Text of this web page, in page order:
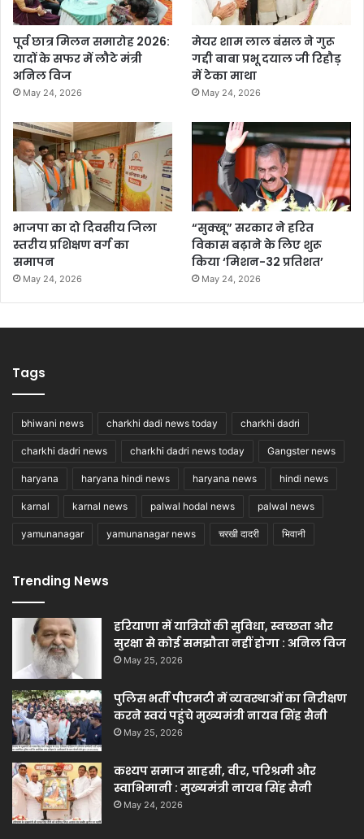
पूर्व छात्र मिलन समारोह 2026:
यादों के सफर में लौटे मंत्री
अनिल विज
May 24, 2026
मेयर शाम लाल बंसल ने गुरू
गद्दी बाबा प्रभू दयाल जी रिहौड़
में टेका माथा
May 24, 2026
भाजपा का दो दिवसीय जिला
स्तरीय प्रशिक्षण वर्ग का
समापन
May 24, 2026
“सुक्खू” सरकार ने हरित
विकास बढ़ाने के लिए शुरू
किया ‘मिशन-32 प्रतिशत’
May 24, 2026
Tags
bhiwani news charkhi dadi news today charkhi dadri
charkhi dadri news charkhi dadri news today Gangster news
haryana haryana hindi news haryana news hindi news
karnal karnal news palwal hodal news palwal news
yamunanagar yamunanagar news चरखी दादरी भिवानी
Trending News
हरियाणा में यात्रियों की सुविधा, स्वच्छता और
सुरक्षा से कोई समझौता नहीं होगा : अनिल विज
May 25, 2026
पुलिस भर्ती पीएमटी में व्यवस्थाओं का निरीक्षण
करने स्वयं पहुंचे मुख्यमंत्री नायब सिंह सैनी
May 25, 2026
कश्यप समाज साहसी, वीर, परिश्रमी और
स्वाभिमानी : मुख्यमंत्री नायब सिंह सैनी
May 24, 2026